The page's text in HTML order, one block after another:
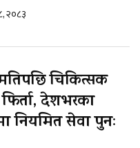
२०८३
चिकित्सक
देशभरका
नियमित सेवा पुनः